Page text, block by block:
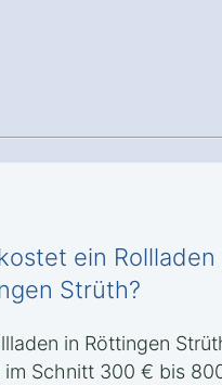
ein Rollladen
Strüth?
in Röttingen
im Schnitt 300 € bis